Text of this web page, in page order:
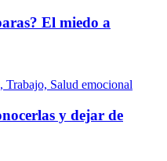
El miedo a
Salud emocional
y dejar de